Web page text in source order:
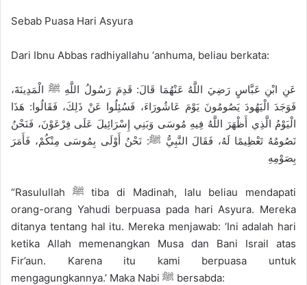
Sebab Puasa Hari Asyura
Dari Ibnu Abbas radhiyallahu ‘anhuma, beliau berkata:
عَنِ ابْنِ عَبَّاسٍ رَضِيَ اللَّهُ عَنْهُمَا قَالَ: قَدِمَ رَسُولُ اللَّهِ ﷺ الْمَدِينَةَ،
فَوَجَدَ الْيَهُودَ يَصُومُونَ يَوْمَ عَاشُورَاءَ، فَسُئِلُوا عَنْ ذَلِكَ، فَقَالُوا: هَذَا
الْيَوْمُ الَّذِي أَظْهَرَ اللَّهُ فِيهِ مُوسَى وَبَنِي إِسْرَائِيلَ عَلَى فِرْعَوْنَ، فَنَحْنُ
نَصُومُهُ تَعْظِيمًا لَهُ، فَقَالَ النَّبِيُّ ﷺ: نَحْنُ أَوْلَى بِمُوسَى مِنْكُمْ، فَأَمَرَ
بِصَوْمِهِ
“Rasulullah ﷺ tiba di Madinah, lalu beliau mendapati
orang-orang Yahudi berpuasa pada hari Asyura. Mereka
ditanya tentang hal itu. Mereka menjawab: ‘Ini adalah hari
ketika Allah memenangkan Musa dan Bani Israil atas
Fir’aun. Karena itu kami berpuasa untuk
mengagungkannya.’ Maka Nabi ﷺ bersabda: